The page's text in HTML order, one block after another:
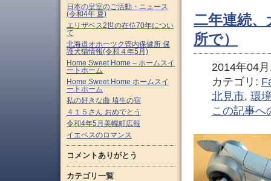
二年連続
所で）
2014年04
カテゴリ:
北見市, 環
この記事へ
日本の皇室のご活動・ニュース
(令和4年 夏)
エリザベス2世の在位70年につい
て
北海道オホーツク管内保健所 保
護犬猫情報(令和４年5月)
Home Sweet Home – ホームスイ
ートホーム
Home Sweet Home ホームスイ
ートホーム
私の好きな曲 埴生の宿
４１５さん おめでとう
令和4年5月美幌町広報
イエペスのロマンス
コメントありがとう
カテゴリ一覧